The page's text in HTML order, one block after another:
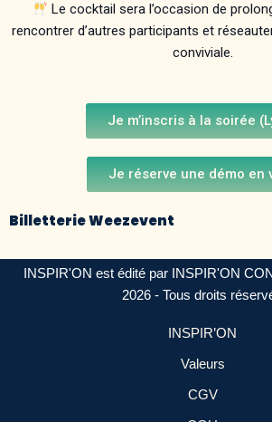
Le cocktail sera l’occasion de
rencontrer d’autres participants et
conviviale.
Je m’inscris à la soirée
Je réserve une démo en
Billetterie Weezevent
INSPIR'ON est édité par INSPIR'ON
2026 - Tous droits
INSPIR’ON
Valeurs
CGV